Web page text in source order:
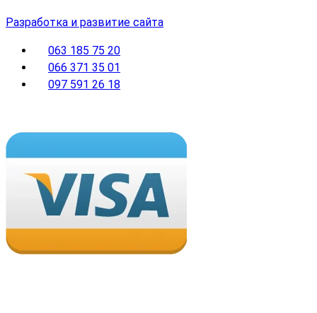
Разработка и развитие сайта
063 185 75 20
066 371 35 01
097 591 26 18